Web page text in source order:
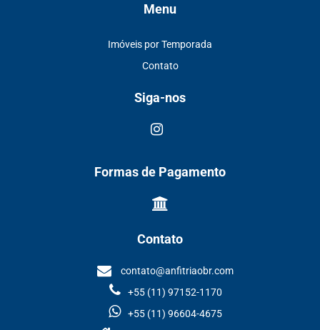
Menu
Imóveis por Temporada
Contato
Siga-nos
Formas de Pagamento
Contato
contato@anfitriaobr.com
+55 (11) 97152-1170
+55 (11) 96604-4675